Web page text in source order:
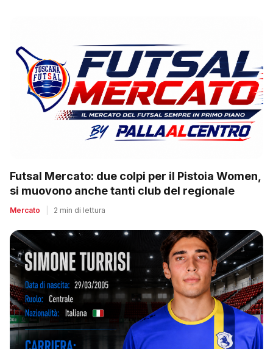
Futsal Mercato: due colpi per il Pistoia Women,
si muovono anche tanti club del regionale
Mercato 2 min di lettura